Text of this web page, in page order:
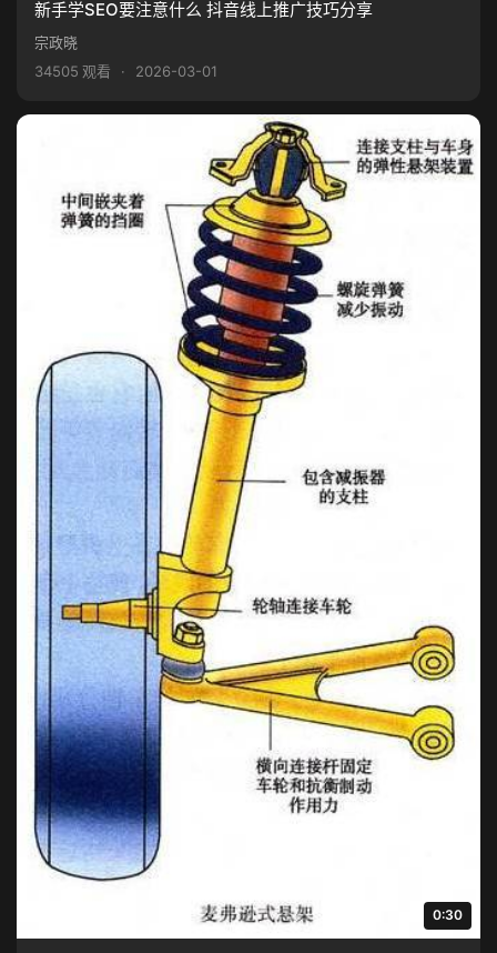
新手学SEO要注意什么 抖音线上推广技巧分享
宗政晓
34505 观看
· 2026-03-01
0:30